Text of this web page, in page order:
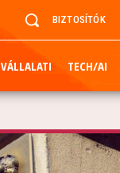
BIZTOSÍTÓK
VÁLLALATI TECH/AI